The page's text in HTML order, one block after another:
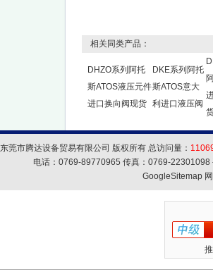
相关同类产品：
DHZO系列阿托
斯ATOS液压元件
进口换向阀现货
DKE系列阿托
斯ATOS意大
利进口液压阀
东莞市腾达设备贸易有限公司 版权所有 总访问量：
电话：0769-89770965 传真：0769-
GoogleSitemap网